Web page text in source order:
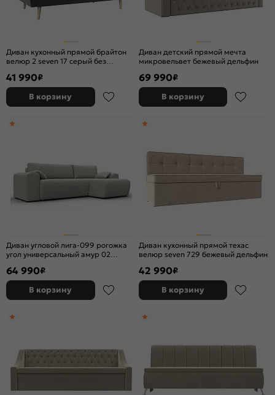
Диван кухонный прямой брайтон
велюр 2 seven 17 серый без
41 990₽
В корзину
Диван детский прямой мечта
микровельвет бежевый дельфин
69 990₽
В корзину
Диван угловой лига-099 рогожка
угол универсальный амур 02
64 990₽
В корзину
Диван кухонный прямой техас
велюр seven 729 бежевый дельфин
42 990₽
В корзину